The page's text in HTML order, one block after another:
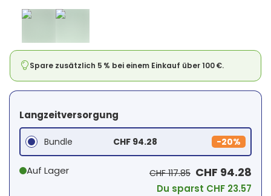
Spare zusätzlich 5 % bei einem Einkauf über 100 €.
Langzeitversorgung
Bundle CHF 94.28 -20%
Auf Lager CHF 117.85 CHF 94.28
Du sparst CHF 23.57